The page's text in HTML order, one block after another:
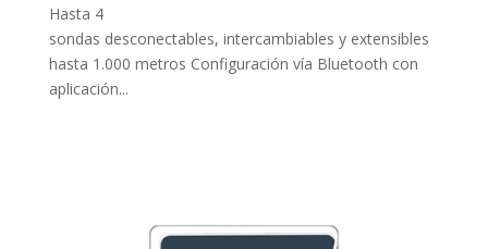
Hasta 4
sondas desconectables, intercambiables y extensibles
hasta 1.000 metros Configuración vía Bluetooth con
aplicación...